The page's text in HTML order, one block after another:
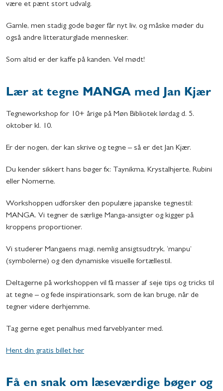
være et pænt stort udvalg.
Gamle, men stadig gode bøger får nyt liv, og måske møder du
også andre litteraturglade mennesker.
Som altid er der kaffe på kanden. Vel mødt!
Lær at tegne MANGA med Jan Kjær
Tegneworkshop for 10+ årige på Møn Bibliotek lørdag d. 5.
oktober kl. 10.
Er der nogen, der kan skrive og tegne – så er det Jan Kjær.
Du kender sikkert hans bøger fx: Taynikma, Krystalhjerte, Rubini
eller Nomerne.
Workshoppen udforsker den populære japanske tegnestil:
MANGA. Vi tegner de særlige Manga-ansigter og kigger på
kroppens proportioner.
Vi studerer Mangaens magi, nemlig ansigtsudtryk, ’manpu’
(symbolerne) og den dynamiske visuelle fortællestil.
Deltagerne på workshoppen vil få masser af seje tips og tricks til
at tegne – og fede inspirationsark, som de kan bruge, når de
tegner videre derhjemme.
Tag gerne eget penalhus med farveblyanter med.
Hent din gratis billet her
Få en snak om læseværdige bøger og